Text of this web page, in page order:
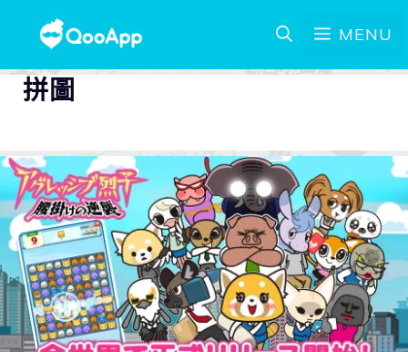
MENU
拼圖